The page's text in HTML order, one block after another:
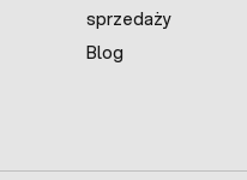
sprzedaży
Blog